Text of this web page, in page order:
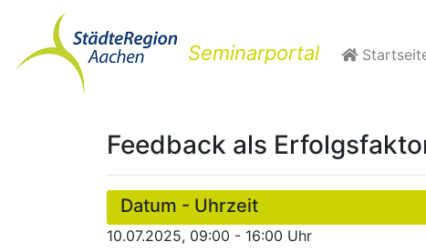
Seminarportal
Feedback als
Datum - Uhrzeit
10.07.2025, 09:00 - 16:00 Uhr